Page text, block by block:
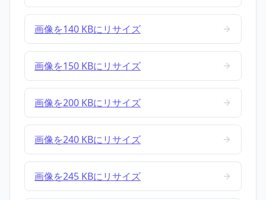
画像を140 KBにリサイズ
画像を150 KBにリサイズ
画像を200 KBにリサイズ
画像を240 KBにリサイズ
画像を245 KBにリサイズ